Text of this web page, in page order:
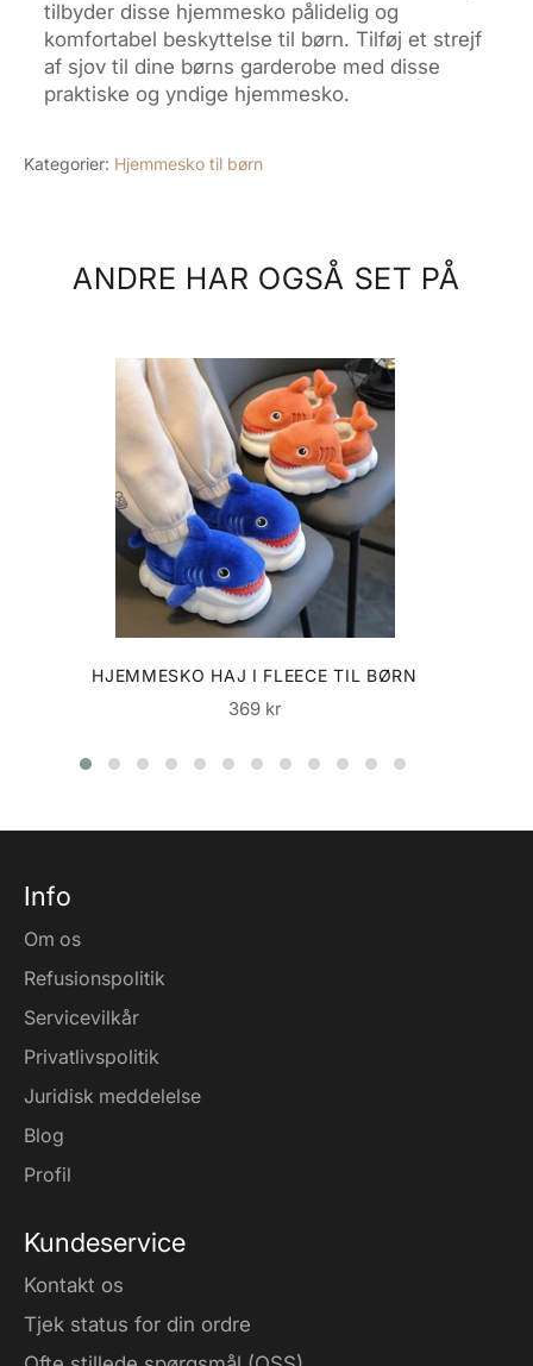
tilbyder disse hjemmesko pålidelig og
komfortabel beskyttelse til børn. Tilføj et strejf
af sjov til dine børns garderobe med disse
praktiske og yndige hjemmesko.
Kategorier: Hjemmesko til børn
ANDRE HAR OGSÅ SET PÅ
HJEMMESKO HAJ I FLEECE TIL BØRN
Normalpris
369 kr
Info
Om os
Refusionspolitik
Servicevilkår
Privatlivspolitik
Juridisk meddelelse
Blog
Profil
Kundeservice
Kontakt os
Tjek status for din ordre